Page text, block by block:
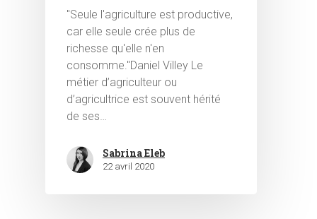
Hit enter to search or ESC to close
"Seule l'agriculture est productive,
car elle seule crée plus de
richesse qu'elle n'en
consomme."Daniel Villey Le
métier d’agriculteur ou
d’agricultrice est souvent hérité
de ses…
Sabrina Eleb
22 avril 2020